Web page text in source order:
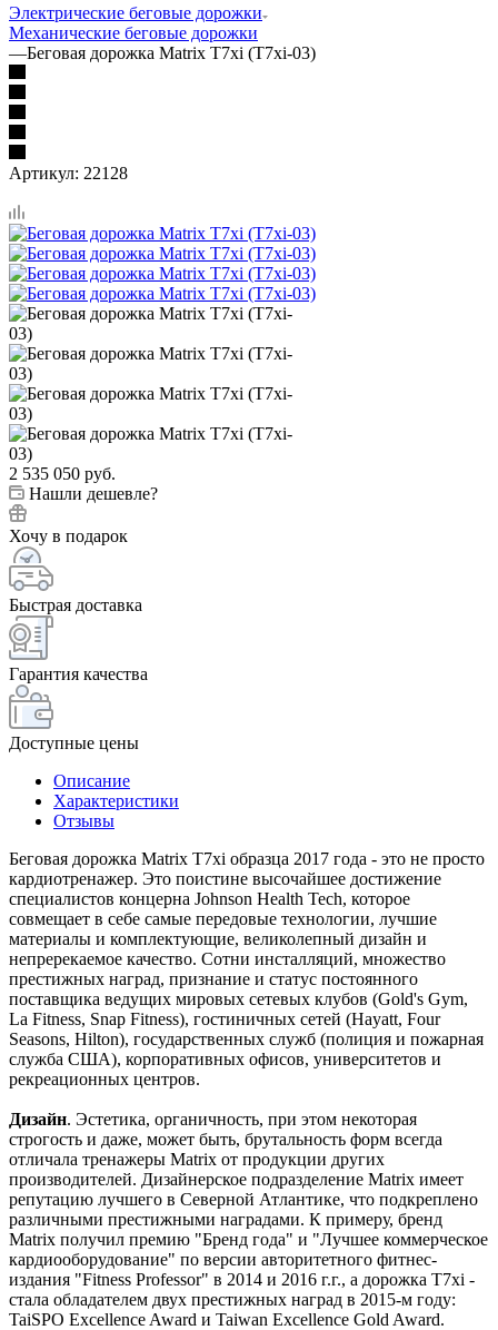
Электрические беговые дорожки
Механические беговые дорожки
—Беговая дорожка Matrix T7xi (T7xi-03)
Артикул: 22128
2 535 050 руб.
Нашли дешевле?
Хочу в подарок
Быстрая доставка
Гарантия качества
Доступные цены
Описание
Характеристики
Отзывы
Беговая дорожка Matrix T7xi образца 2017 года - это не просто
кардиотренажер. Это поистине высочайшее достижение
специалистов концерна Johnson Health Tech, которое
совмещает в себе самые передовые технологии, лучшие
материалы и комплектующие, великолепный дизайн и
непререкаемое качество. Сотни инсталляций, множество
престижных наград, признание и статус постоянного
поставщика ведущих мировых сетевых клубов (Gold's Gym,
La Fitness, Snap Fitness), гостиничных сетей (Hayatt, Four
Seasons, Hilton), государственных служб (полиция и пожарная
служба США), корпоративных офисов, университетов и
рекреационных центров.
Дизайн. Эстетика, органичность, при этом некоторая
строгость и даже, может быть, брутальность форм всегда
отличала тренажеры Matrix от продукции других
производителей. Дизайнерское подразделение Matrix имеет
репутацию лучшего в Северной Атлантике, что подкреплено
различными престижными наградами. К примеру, бренд
Matrix получил премию "Бренд года" и "Лучшее коммерческое
кардиооборудование" по версии авторитетного фитнес-
издания "Fitness Professor" в 2014 и 2016 г.г., а дорожка T7xi -
стала обладателем двух престижных наград в 2015-м году:
TaiSPO Excellence Award и Taiwan Excellence Gold Award.